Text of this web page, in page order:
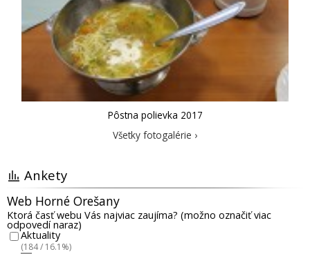
Pôstna polievka 2017
Všetky fotogalérie ›
Ankety
Web Horné Orešany
Ktorá časť webu Vás najviac zaujíma? (možno označiť viac
odpovedí naraz)
Aktuality
(184 / 16.1%)